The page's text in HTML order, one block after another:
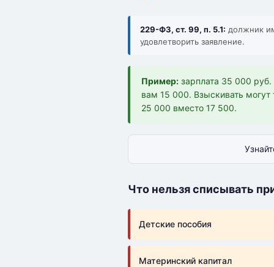
229-ФЗ, ст. 99, п. 5.1: должник
удовлетворить заявление.
Пример: зарплата 35 000
вам 15 000. Взыскивать
25 000 вместо 17 500.
Что нельзя списывать
Детские пособия
Материнский капитал